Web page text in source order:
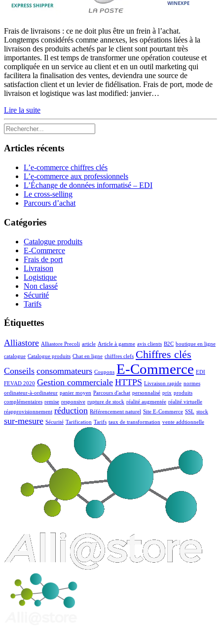
Frais de livraisons : ce ne doit plus être un frein à l’achat.
Longtemps considérés comme annexes, les opérations liées à la
livraison des produits achetés par le client sont pourtant très
importantes. Il est temps de transformer une opération couteuse et
compliquée en un service au client et en un outil marketing qui
facilitera la finalisation des ventes, deviendra une source de
satisfaction client et un levier de fidélisation. Frais de port, mode de
livraison et logistique was last modified: janvier…
Lire la suite
Articles récents
L’e-commerce chiffres clés
L’e-commerce aux professionnels
L’Échange de données informatisé – EDI
Le cross-selling
Parcours d’achat
Catégories
Catalogue produits
E-Commerce
Frais de port
Livraison
Logistique
Non classé
Sécurité
Tarifs
Étiquettes
Alliastore Alliastore Precoli article Article à gamme avis clients B2C boutique en ligne
catalogue Catalogue produits Chat en ligne chiffres clefs Chiffres clés
Conseils consommateurs Coupons E-Commerce EDI
FEVAD 2020 Gestion commerciale HTTPS Livraison rapide normes
ordinateur-à-ordinateur panier moyen Parcours d'achat personnalisé prix produits
complémentaires remise responsive rupture de stock réalité augmentée réalité virtuelle
réapprovisionnement réduction Référencement naturel Site E-Commerce SSL stock
sur-mesure Sécurité Tarification Tarifs taux de transformation vente addtionnelle